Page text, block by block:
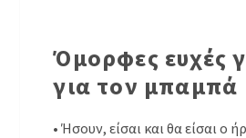
Όμορφες ευχές
για τον μπαμπά
• Ήσουν, είσαι και θα είσαι ο